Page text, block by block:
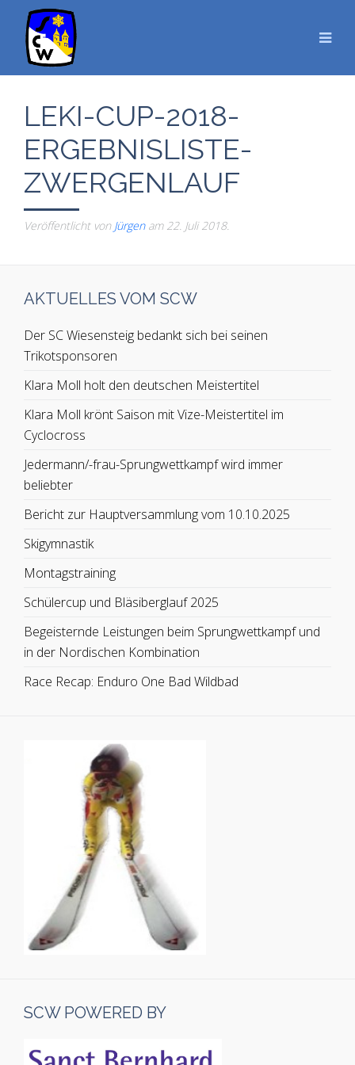
LEKI-CUP-2018-
ERGEBNISLISTE-
ZWERGENLAUF
Veröffentlicht von Jürgenam 22. Juli 2018.
AKTUELLES VOM SCW
Der SC Wiesensteig bedankt sich bei seinen
Trikotsponsoren
Klara Moll holt den deutschen Meistertitel
Klara Moll krönt Saison mit Vize-Meistertitel im
Cyclocross
Jedermann/-frau-Sprungwettkampf wird immer
beliebter
Bericht zur Hauptversammlung vom 10.10.2025
Skigymnastik
Montagstraining
Schülercup und Bläsiberglauf 2025
Begeisternde Leistungen beim Sprungwettkampf und
in der Nordischen Kombination
Race Recap: Enduro One Bad Wildbad
SCW POWERED BY